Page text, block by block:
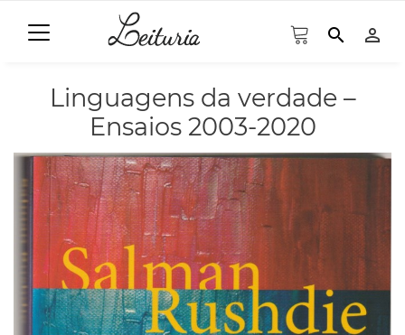
search person_outline
Linguagens da verdade –
Ensaios 2003-2020